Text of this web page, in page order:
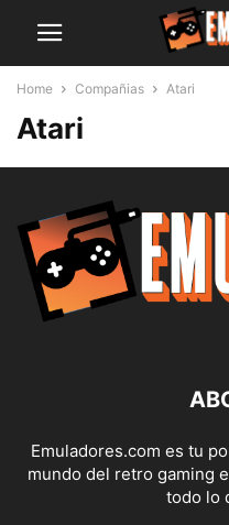
Home Compañias Atari
Atari
Emuladores.com es tu
mundo del retro gaming
todo lo